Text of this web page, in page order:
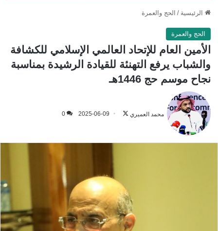
الرئيسية / الحج والعمرة
الحج والعمرة
الأمين العام للإتحاد العالمي الإسلامي للكشافة
والشباب يرفع التهنئة للقيادة الرشيدة بمناسبة
نجاح موسم حج 1446هـ
محمد العميري
على
2025-06-09
0